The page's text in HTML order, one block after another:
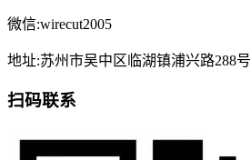
微信:wirecut2005
地址:苏州市吴中区临湖镇浦兴路288号
扫码联系